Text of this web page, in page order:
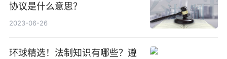
协议是什么意思？
2023-06-26
环球精选！法制知识有哪些？遵